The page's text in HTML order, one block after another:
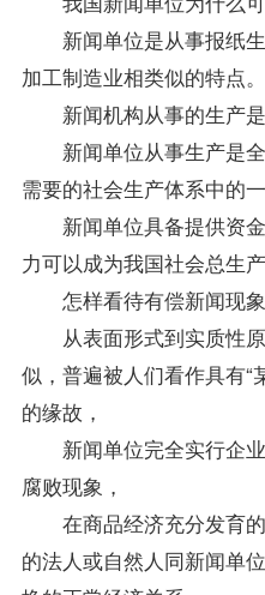
新闻单位是从事报纸生
加工制造业相类似的特点。
新闻机构从事的生产是
新闻单位从事生产是全
需要的社会生产体系中的一
新闻单位具备提供资金
力可以成为我国社会总生
怎样看待有偿新闻现象
从表面形式到实质性原
似，普遍被人们看作具有“
的缘故，
新闻单位完全实行企业
腐败现象，
在商品经济充分发育的
的法人或自然人同新闻单